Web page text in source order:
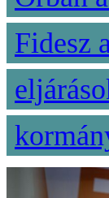
Fidesz